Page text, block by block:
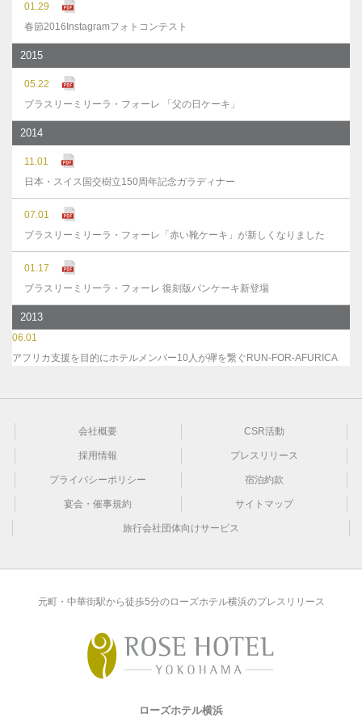
01.29
春節2016Instagramフォトコンテスト
2015
05.22
ブラスリーミリーラ・フォーレ 「父の日ケーキ」
2014
11.01
日本・スイス国交樹立150周年記念ガラディナー
07.01
ブラスリーミリーラ・フォーレ「赤い靴ケーキ」が新しくなりました
01.17
ブラスリーミリーラ・フォーレ 復刻版パンケーキ新登場
2013
06.01
アフリカ支援を目的にホテルメンバー10人が襷を繋ぐRUN-FOR-AFURICA
会社概要 CSR活動
採用情報 プレスリリース
プライバシーポリシー 宿泊約款
宴会・催事規約 サイトマップ
旅行会社団体向けサービス
元町・中華街駅から徒歩5分のローズホテル横浜のプレスリリース
ローズホテル横浜